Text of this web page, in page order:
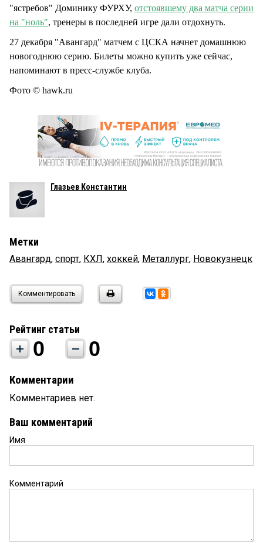
"ястребов" Доминику ФУРХУ, отстоявшему два матча серии
на "ноль", тренеры в последней игре дали отдохнуть.
27 декабря "Авангард" матчем с ЦСКА начнет домашнюю
новогоднюю серию. Билеты можно купить уже сейчас,
напоминают в пресс-службе клуба.
Фото © hawk.ru
Глазьев Константин
Метки
Авангард, спорт, КХЛ, хоккей, Металлург, Новокузнецк
Комментировать
Рейтинг статьи
0 0
Комментарии
Комментариев нет.
Ваш комментарий
Имя
Комментарий